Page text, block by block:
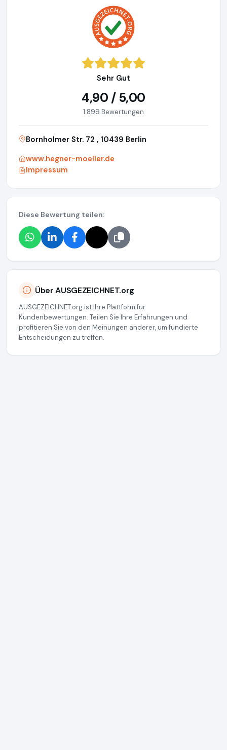
Sehr Gut
4,90 / 5,00
1.899 Bewertungen
Bornholmer Str. 72 , 10439 Berlin
www.hegner-moeller.de
Impressum
Diese Bewertung teilen:
Über AUSGEZEICHNET.org
AUSGEZEICHNET.org ist Ihre Plattform für
Kundenbewertungen. Teilen Sie Ihre Erfahrungen und
profitieren Sie von den Meinungen anderer, um fundierte
Entscheidungen zu treffen.